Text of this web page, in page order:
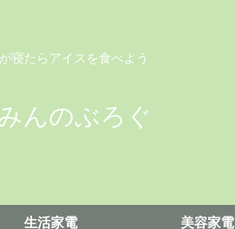
寝たらアイスを食べよう
んのぶろぐ
生活家電 美容家電